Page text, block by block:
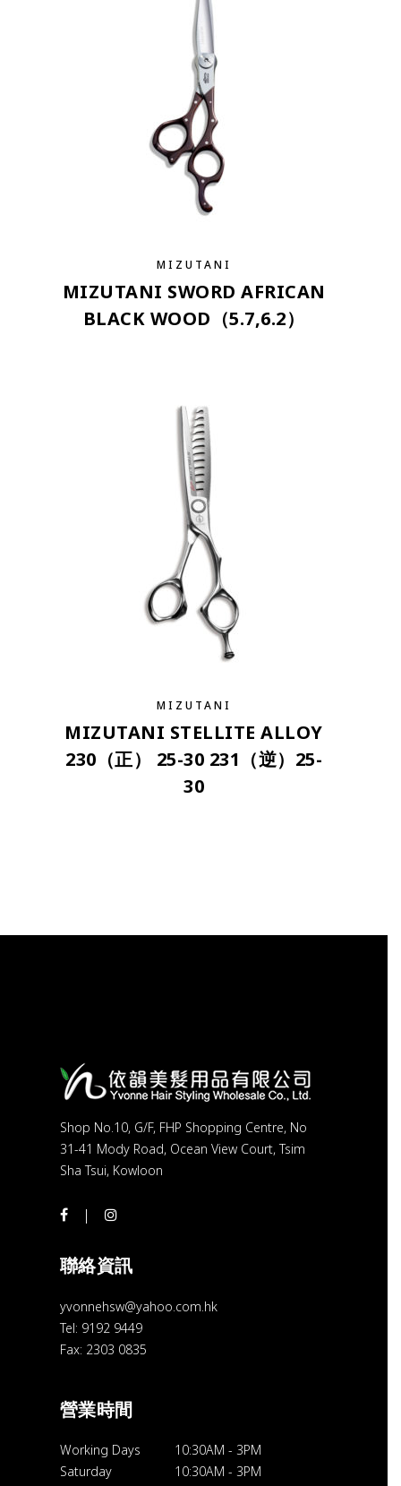
MIZUTANI
MIZUTANI SWORD AFRICAN
BLACK WOOD（5.7,6.2）
MIZUTANI
MIZUTANI STELLITE ALLOY
230（正） 25-30 231（逆）25-
30
Shop No.10, G/F, FHP Shopping Centre, No
31-41 Mody Road, Ocean View Court, Tsim
Sha Tsui, Kowloon
聯絡資訊
yvonnehsw@yahoo.com.hk
Tel: 9192 9449
Fax: 2303 0835
營業時間
Working Days 10:30AM - 3PM
Saturday
10:30AM - 3PM